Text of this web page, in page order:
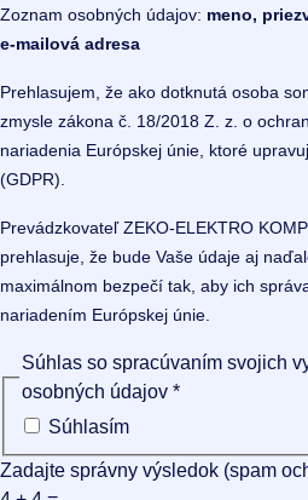
Zoznam osobných údajov: meno,
e-mailová adresa
Prehlasujem, že ako dotknutá osoba
zmysle zákona č. 18/2018 Z. z. o
nariadenia Európskej únie, ktoré
(GDPR).
Prevádzkovateľ ZEKO-ELEKTRO
prehlasuje, že bude Vaše údaje aj
maximálnom bezpečí tak, aby ich
nariadením Európskej únie.
Súhlas so spracúvaním svojich
osobných údajov *
Súhlasím
Zadajte správny výsledok (spam